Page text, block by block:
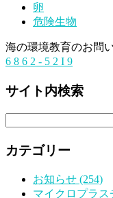
卵
危険生物
海の環境教育
6 8 6 2 - 5 2 I 9
受
サイト内検索
カテゴリー
お知らせ (254)
マイクロプラス